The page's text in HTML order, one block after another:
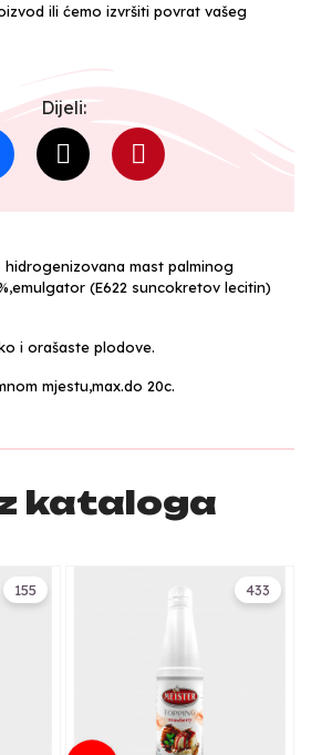
ili ćemo izvršiti povrat vašeg
Dijeli:
hidrogenizovana mast palminog
(E622 suncokretov lecitin)
i orašaste plodove.
mjestu,max.do 20c.
kataloga
155 433